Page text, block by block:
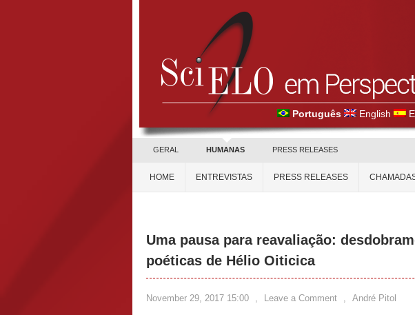
Português English
GERAL HUMANAS PRESS RELEASES
HOME ENTREVISTAS PRESS RELEASES
Uma pausa para reavaliação:
poéticas de Hélio Oiticica
November 29, 2017 15:00 , Leave a Comment , André Pitol